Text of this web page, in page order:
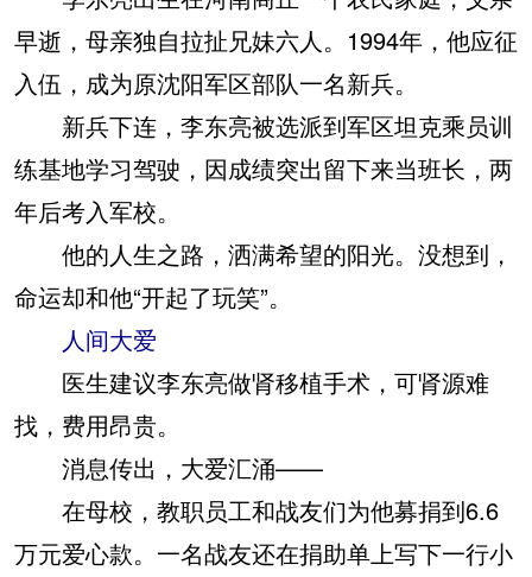
早逝，母亲独自拉扯兄妹六人。1994年，他应征
入伍，成为原沈阳军区部队一名新兵。
新兵下连，李东亮被选派到军区坦克乘员训
练基地学习驾驶，因成绩突出留下来当班长，两
年后考入军校。
他的人生之路，洒满希望的阳光。没想到，
命运却和他“开起了玩笑”。
人间大爱
医生建议李东亮做肾移植手术，可肾源难
找，费用昂贵。
消息传出，大爱汇涌——
在母校，教职员工和战友们为他募捐到6.6
万元爱心款。一名战友还在捐助单上写下一行小